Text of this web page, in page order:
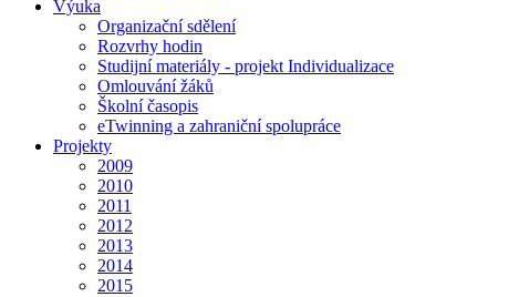
Výuka
Organizační sdělení
Rozvrhy hodin
Studijní materiály - projekt Individualizace
Omlouvání žáků
Školní časopis
eTwinning a zahraniční spolupráce
Projekty
2009
2010
2011
2012
2013
2014
2015